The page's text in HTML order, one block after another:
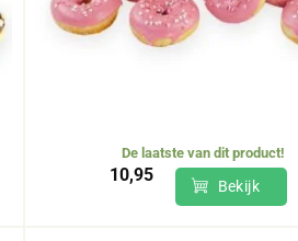
De laatste van dit product!
10,95
Bekijk